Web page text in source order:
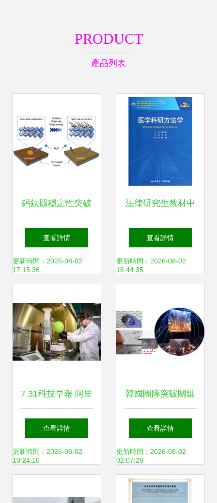
PRODUCT
產品列表
鈣鈦礦穩定性突破
華東理工團隊提出
壽命創新路線
查看詳情
更新時間：2026-08-02
17:15:36
法律研究生教材中
的材料科學交叉研
究 理論與實踐
查看詳情
更新時間：2026-08-02
16:44:35
7.31科技早報 阿里
云AI引領工業變
革，Google拓展AI
查看詳情
更新時間：2026-08-02
10:24:10
韓國團隊突破關鍵
n型熱電半導體技
術 從汽車廢熱中高
效回收電力
查看詳情
更新時間：2026-08-02
02:07:28